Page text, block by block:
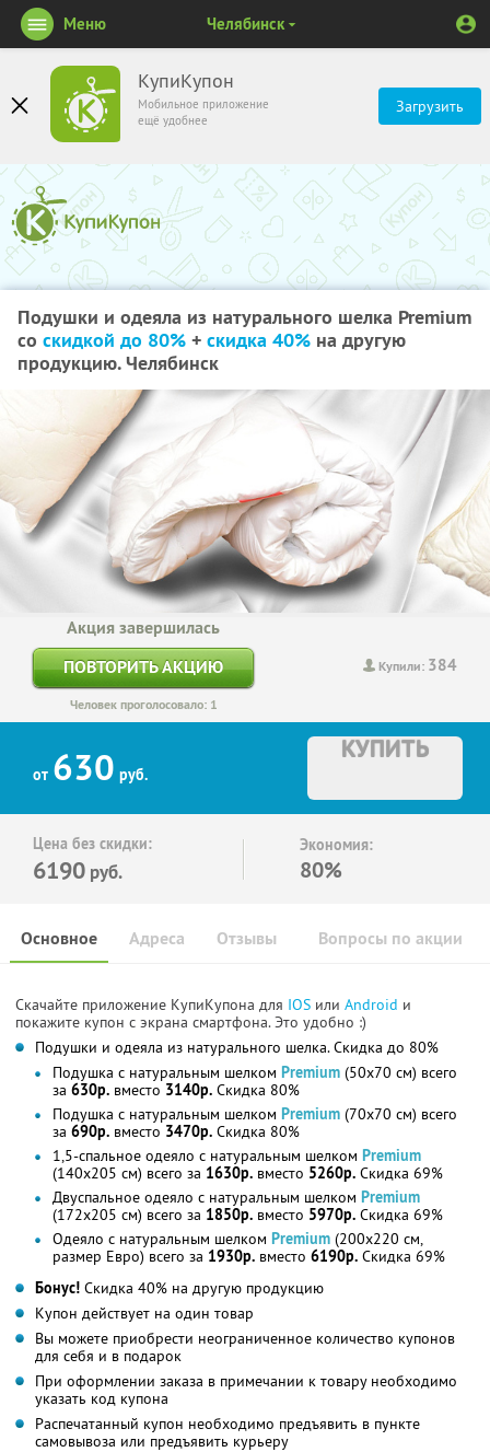
КупиКупон
Мобильное приложение
ещё удобнее
Загрузить
Меню Челябинск
Подушки и одеяла из натурального шелка Premium
со скидкой до 80% + скидка 40% на другую
продукцию. Челябинск
Купили: 384
Акция завершилась
ПОВТОРИТЬ АКЦИЮ
Человек проголосовало: 1
от 630 руб.
КУПИТЬ
Цена без скидки:
6190 руб.
Экономия:
80%
Основное Отзывы Вопросы по акции
Адреса
Скачайте приложение КупиКупона для IOS или Android и
покажите купон с экрана смартфона. Это удобно :)
Подушки и одеяла из натурального шелка. Скидка до 80%
Подушка с натуральным шелком Premium (50х70 см) всего
за 630р. вместо 3140р. Скидка 80%
Подушка с натуральным шелком Premium (70х70 см) всего
за 690р. вместо 3470р. Скидка 80%
1,5-спальное одеяло с натуральным шелком Premium
(140х205 см) всего за 1630р. вместо 5260р. Скидка 69%
Двуспальное одеяло с натуральным шелком Premium
(172х205 см) всего за 1850р. вместо 5970р. Скидка 69%
Одеяло с натуральным шелком Premium (200х220 см,
размер Евро) всего за 1930р. вместо 6190р. Скидка 69%
Бонус! Скидка 40% на другую продукцию
Купон действует на один товар
Вы можете приобрести неограниченное количество купонов
для себя и в подарок
При оформлении заказа в примечании к товару необходимо
указать код купона
Распечатанный купон необходимо предъявить в пункте
самовывоза или предъявить курьеру